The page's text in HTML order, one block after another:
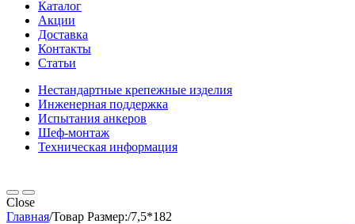
Каталог
Акции
Доставка
Контакты
Статьи
Нестандартные крепежные изделия
Инженерная поддержка
Испытания анкеров
Шеф-монтаж
Техническая информация
Close
Главная/Товар Размер:/7,5*182